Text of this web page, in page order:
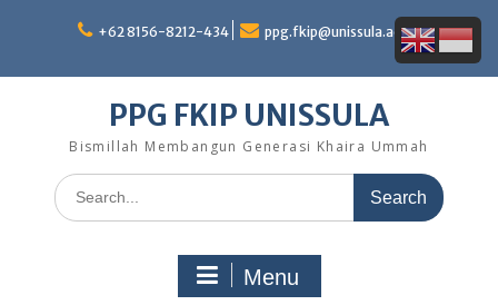
+62 8156-8212-434 ppg.fkip@unissula.ac.id
PPG FKIP UNISSULA
Bismillah Membangun Generasi Khaira Ummah
Search
for:
Menu